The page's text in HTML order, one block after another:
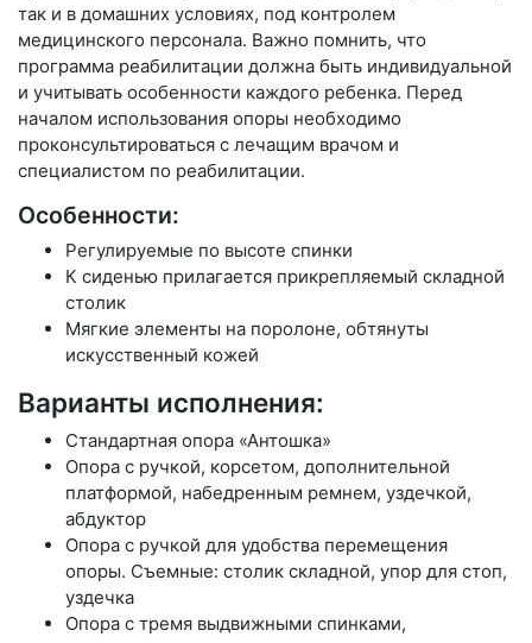
так и в домашних условиях, под контролем
медицинского персонала. Важно помнить, что
программа реабилитации должна быть индивидуальной
и учитывать особенности каждого ребенка. Перед
началом использования опоры необходимо
проконсультироваться с лечащим врачом и
специалистом по реабилитации.
Особенности:
Регулируемые по высоте спинки
К сиденью прилагается прикрепляемый складной
столик
Мягкие элементы на поролоне, обтянуты
искусственный кожей
Варианты исполнения:
Стандартная опора «Антошка»
Опора с ручкой, корсетом, дополнительной
платформой, набедренным ремнем, уздечкой,
абдуктор
Опора с ручкой для удобства перемещения
опоры. Съемные: столик складной, упор для стоп,
уздечка
Опора с тремя выдвижными спинками,